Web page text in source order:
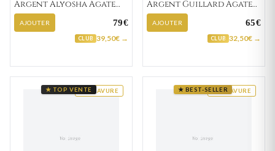
Argent Alyosha Agate
Noir
AJOUTER 79€
CLUB 39,50€ →
Argent Guillard Agate
Noir
AJOUTER 65€
CLUB 32,50€ →
GRAVURE
★ TOP VENTE GRAVURE
★ BEST-SELLER